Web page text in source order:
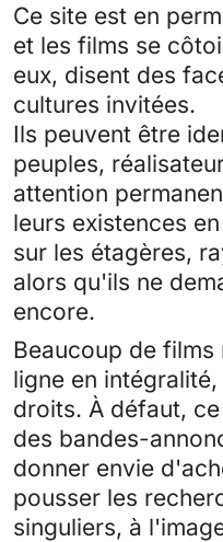
Ce site est en
et les films se
eux, disent des
cultures invitées.
Ils peuvent être
peuples,
attention
leurs existences
sur les étagères,
alors qu'ils ne
encore.
Beaucoup de
ligne en
droits. À défaut,
des bandes-
donner envie
pousser les
singuliers, à